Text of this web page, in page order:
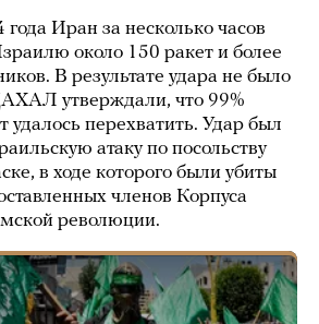
Иран за несколько часов
около 150 ракет и более
В результате удара не было
утверждали, что 99%
удалось перехватить. Удар был
атаку по посольству
в ходе которого были убиты
членов Корпуса
революции.